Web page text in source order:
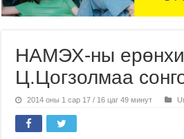
НАМЭХ-ны
Ц.Цогзолмаа
2014 оны 1 сар 17 / 16 цаг 49 минут